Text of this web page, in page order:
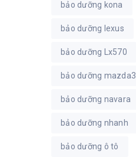
bảo dưỡng kona
bảo dưỡng lexus
bảo dưỡng Lx570
bảo dưỡng mazda3
bảo dưỡng navara
bảo dưỡng nhanh
bảo dưỡng ô tô